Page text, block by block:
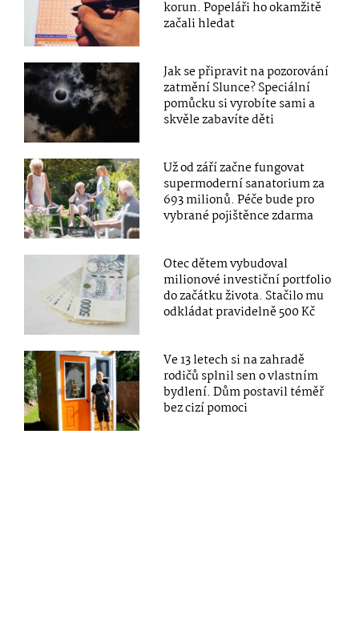
korun. Popeláři ho okamžitě
začali hledat
Jak se připravit na pozorování
zatmění Slunce? Speciální
pomůcku si vyrobíte sami a
skvěle zabavíte děti
Už od září začne fungovat
supermoderní sanatorium za
693 milionů. Péče bude pro
vybrané pojištěnce zdarma
Otec dětem vybudoval
milionové investiční portfolio
do začátku života. Stačilo mu
odkládat pravidelně 500 Kč
Ve 13 letech si na zahradě
rodičů splnil sen o vlastním
bydlení. Dům postavil téměř
bez cizí pomoci